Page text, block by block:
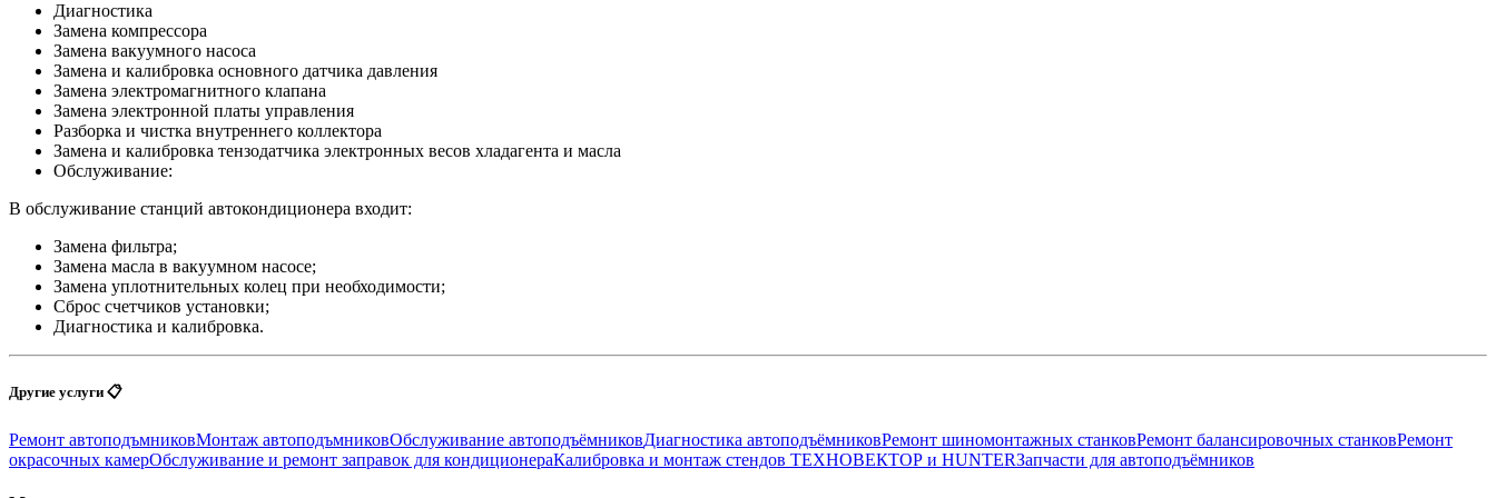
Диагностика
Замена компрессора
Замена вакуумного насоса
Замена и калибровка основного датчика давления
Замена электромагнитного клапана
Замена электронной платы управления
Разборка и чистка внутреннего коллектора
Замена и калибровка тензодатчика электронных весов хладагента и масла
Обслуживание:
В обслуживание станций автокондиционера входит:
Замена фильтра;
Замена масла в вакуумном насосе;
Замена уплотнительных колец при необходимости;
Сброс счетчиков установки;
Диагностика и калибровка.
Другие услуги 📋
Ремонт автоподъмниковМонтаж автоподъмниковОбслуживание автоподъёмниковДиагностика автоподъёмниковРемонт шиномонтажных станковРемонт балансировочных станковРемонт
окрасочных камерОбслуживание и ремонт заправок для кондиционераКалибровка и монтаж стендов ТЕХНОВЕКТОР и HUNTERЗапчасти для автоподъёмников